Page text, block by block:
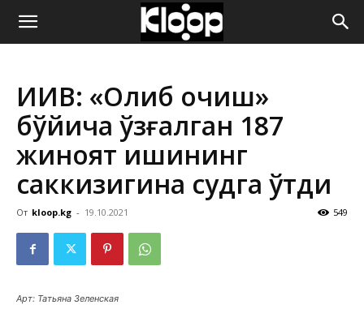
ҚИРҒИЗИСТОН
ЯНГИЛИКЛАРИ
ИИВ: «Олиб қочиш»
бўйича қўзғалган 187
жиноят ишининг
саккизигина судга ўтди
От kloop.kg - 19.10.2021 549
Арт: Татьяна Зеленская